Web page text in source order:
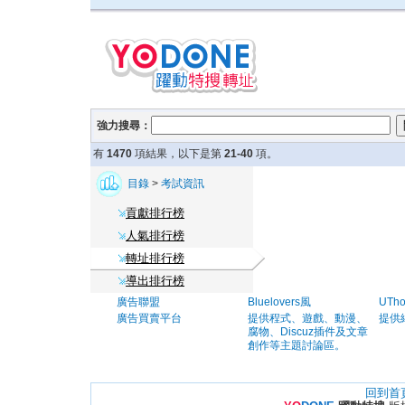
強力搜尋：
有 1470 項結果，以下是第 21-40 項。
目錄 > 考試資訊
貢獻排行榜
人氣排行榜
轉址排行榜
導出排行榜
廣告聯盟
廣告買賣平台
Bluelovers風
提供程式、遊戲、動漫、
腐物、Discuz插件及文章
創作等主題討論區。
提供
回到首